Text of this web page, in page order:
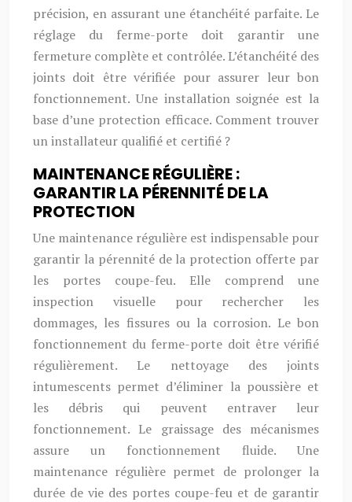
précision, en assurant une étanchéité parfaite. Le
réglage du ferme-porte doit garantir une
fermeture complète et contrôlée. L’étanchéité des
joints doit être vérifiée pour assurer leur bon
fonctionnement. Une installation soignée est la
base d’une protection efficace. Comment trouver
un installateur qualifié et certifié ?
MAINTENANCE RÉGULIÈRE :
GARANTIR LA PÉRENNITÉ DE LA
PROTECTION
Une maintenance régulière est indispensable pour
garantir la pérennité de la protection offerte par
les portes coupe-feu. Elle comprend une
inspection visuelle pour rechercher les
dommages, les fissures ou la corrosion. Le bon
fonctionnement du ferme-porte doit être vérifié
régulièrement. Le nettoyage des joints
intumescents permet d’éliminer la poussière et
les débris qui peuvent entraver leur
fonctionnement. Le graissage des mécanismes
assure un fonctionnement fluide. Une
maintenance régulière permet de prolonger la
durée de vie des portes coupe-feu et de garantir